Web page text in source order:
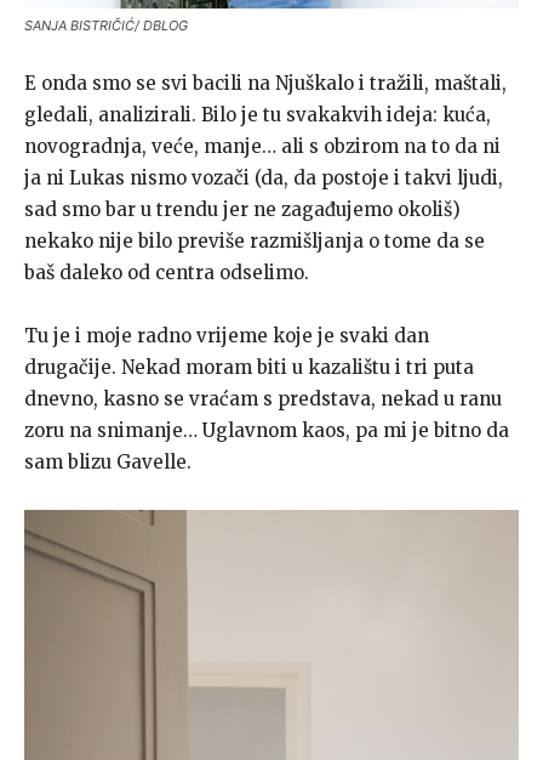
SANJA BISTRIČIĆ/ DBLOG
E onda smo se svi bacili na Njuškalo i tražili, maštali,
gledali, analizirali. Bilo je tu svakakvih ideja: kuća,
novogradnja, veće, manje… ali s obzirom na to da ni
ja ni Lukas nismo vozači (da, da postoje i takvi ljudi,
sad smo bar u trendu jer ne zagađujemo okoliš)
nekako nije bilo previše razmišljanja o tome da se
baš daleko od centra odselimo.
Tu je i moje radno vrijeme koje je svaki dan
drugačije. Nekad moram biti u kazalištu i tri puta
dnevno, kasno se vraćam s predstava, nekad u ranu
zoru na snimanje… Uglavnom kaos, pa mi je bitno da
sam blizu Gavelle.